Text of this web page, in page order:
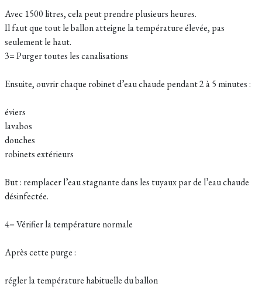
Avec 1500 litres, cela peut prendre plusieurs heures.
Il faut que tout le ballon atteigne la température élevée, pas
seulement le haut.
3= Purger toutes les canalisations
Ensuite, ouvrir chaque robinet d’eau chaude pendant 2 à 5 minutes :
éviers
lavabos
douches
robinets extérieurs
But : remplacer l’eau stagnante dans les tuyaux par de l’eau chaude
désinfectée.
4= Vérifier la température normale
Après cette purge :
régler la température habituelle du ballon